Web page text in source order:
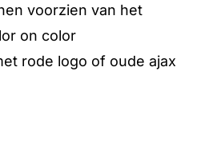
voorzien van het
on color
rode logo of oude ajax